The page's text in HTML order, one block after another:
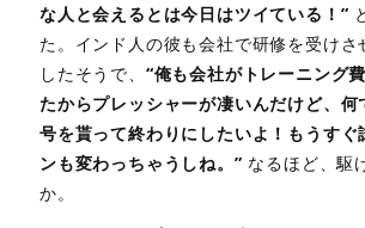
な人と会えるとは今日はツイている！”
た。インド人の彼も会社で研修を受けさ
したそうで、 “俺も会社がトレーニング
たからプレッシャーが凄いんだけど、何
号を貰って終わりにしたいよ！もうすぐ
ンも変わっちゃうしね。” なるほど、駆
か。